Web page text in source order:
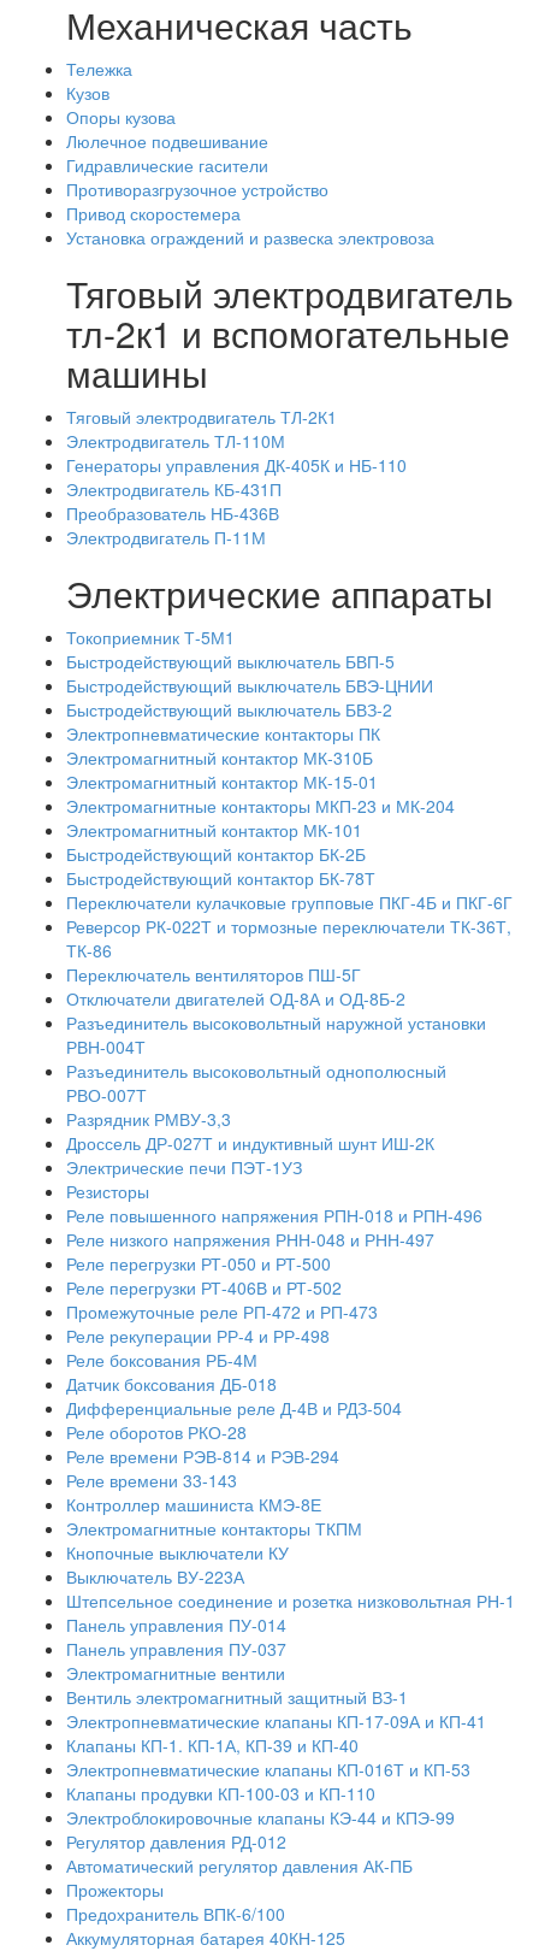
Механическая часть
Тележка
Кузов
Опоры кузова
Люлечное подвешивание
Гидравлические гасители
Противоразгрузочное устройство
Привод скоростемера
Установка ограждений и развеска электровоза
Тяговый электродвигатель
тл-2к1 и вспомогательные
машины
Тяговый электродвигатель ТЛ-2К1
Электродвигатель ТЛ-110М
Генераторы управления ДК-405К и НБ-110
Электродвигатель КБ-431П
Преобразователь НБ-436В
Электродвигатель П-11М
Электрические аппараты
Токоприемник Т-5М1
Быстродействующий выключатель БВП-5
Быстродействующий выключатель БВЭ-ЦНИИ
Быстродействующий выключатель БВЗ-2
Электропневматические контакторы ПК
Электромагнитный контактор МК-310Б
Электромагнитный контактор МК-15-01
Электромагнитные контакторы МКП-23 и МК-204
Электромагнитный контактор МК-101
Быстродействующий контактор БК-2Б
Быстродействующий контактор БК-78Т
Переключатели кулачковые групповые ПКГ-4Б и ПКГ-6Г
Реверсор РК-022Т и тормозные переключатели ТК-36Т,
ТК-86
Переключатель вентиляторов ПШ-5Г
Отключатели двигателей ОД-8А и ОД-8Б-2
Разъединитель высоковольтный наружной установки
РВН-004Т
Разъединитель высоковольтный однополюсный
РВО-007Т
Разрядник РМВУ-3,3
Дроссель ДР-027Т и индуктивный шунт ИШ-2К
Электрические печи ПЭТ-1УЗ
Резисторы
Реле повышенного напряжения РПН-018 и РПН-496
Реле низкого напряжения РНН-048 и РНН-497
Реле перегрузки РТ-050 и РТ-500
Реле перегрузки РТ-406В и РТ-502
Промежуточные реле РП-472 и РП-473
Реле рекуперации РР-4 и РР-498
Реле боксования РБ-4М
Датчик боксования ДБ-018
Дифференциальные реле Д-4В и РДЗ-504
Реле оборотов РКО-28
Реле времени РЭВ-814 и РЭВ-294
Реле времени 33-143
Контроллер машиниста КМЭ-8Е
Электромагнитные контакторы ТКПМ
Кнопочные выключатели КУ
Выключатель ВУ-223А
Штепсельное соединение и розетка низковольтная РН-1
Панель управления ПУ-014
Панель управления ПУ-037
Электромагнитные вентили
Вентиль электромагнитный защитный ВЗ-1
Электропневматические клапаны КП-17-09А и КП-41
Клапаны КП-1. КП-1А, КП-39 и КП-40
Электропневматические клапаны КП-016Т и КП-53
Клапаны продувки КП-100-03 и КП-110
Электроблокировочные клапаны КЭ-44 и КПЭ-99
Регулятор давления РД-012
Автоматический регулятор давления АК-ПБ
Прожекторы
Предохранитель ВПК-6/100
Аккумуляторная батарея 40КН-125